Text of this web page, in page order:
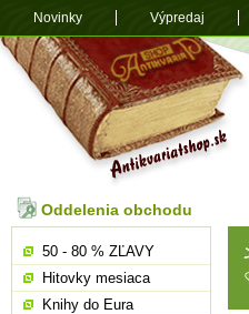
Oddelenia obchodu
50 - 80 % ZĽAVY
Hitovky mesiaca
Knihy do Eura
Novinky Výpredaj